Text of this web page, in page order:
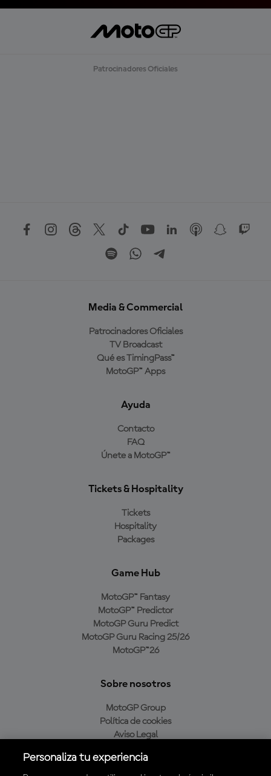
Patrocinadores Oficiales
Media & Commercial
Patrocinadores Oficiales
TV Broadcast
Qué es TimingPass™
MotoGP™ Apps
Ayuda
Contacto
FAQ
Únete a MotoGP™
Tickets & Hospitality
Tickets
Hospitality
Packages
Game Hub
MotoGP™ Fantasy
MotoGP™ Predictor
MotoGP Guru Predict
MotoGP Guru Racing 25/26
MotoGP™26
Sobre nosotros
MotoGP Group
Política de cookies
Aviso Legal
Política de compra
Personaliza tu experiencia